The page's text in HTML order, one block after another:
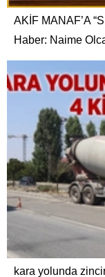
AKİF MANAF’A
Haber: Naime
kara yolunda